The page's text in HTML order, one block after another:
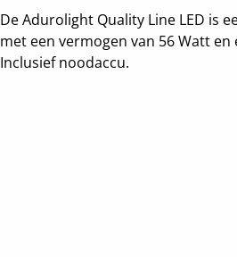
De Adurolight Quality Line LED is
met een vermogen van 56 Watt
Inclusief noodaccu.